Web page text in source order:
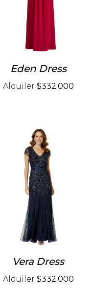
Eden Dress
Alquiler $332.000
Vera Dress
Alquiler $332.000